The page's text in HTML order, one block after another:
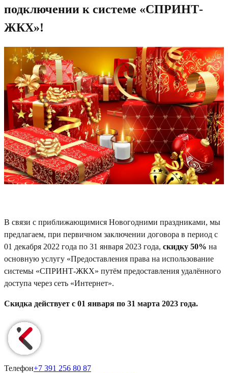
подключении к системе «СПРИНТ-
ЖКХ»!
В связи с приближающимися Новогодними праздниками, мы
предлагаем, при первичном заключении договора в период с
01 декабря 2022 года по 31 января 2023 года, скидку 50% на
основную услугу «Предоставления права на использование
системы «СПРИНТ-ЖКХ» путём предоставления удалённого
доступа через сеть «Интернет».
Скидка действует с 01 января по 31 марта 2023 года.
Телефон+7 391 256 80 87